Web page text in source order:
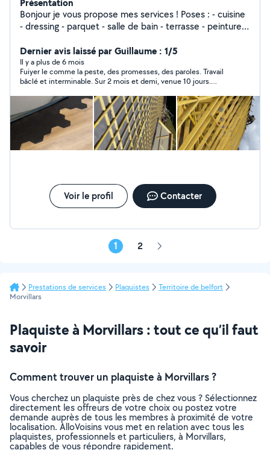
Bonjour je vous propose mes services ! Poses : - cuisine
- dressing - parquet - salle de bain - terrasse - peinture -
type d'entretien d'espace vert Pour toute demande de
projet contactez-moi Je me déplace tout secteur Pierre
Philippe
Dernier avis laissé par Guillaume : 1/5
Il y a plus de 6 mois
Fuiyer le comme la peste, des promesses, des paroles. Travail
bâclé et interminable. Sur 2 mois et demi, venue 10 jours.
perception dans l'espace. Impossible de peintre, j'ai du poser de
la fibre pour cacher les défauts Pour des informations, 06 70 77
72 67
Voir le profil Contacter
1 2 Page
Prestations de services Plaquistes
Territoire de belfort
Morvillars
Plaquiste à Morvillars : tout ce qu’il faut
savoir
Comment trouver un plaquiste à Morvillars ?
Vous cherchez un plaquiste près de chez vous ? Sélectionnez
directement les offreurs de votre choix ou postez votre
demande auprès de tous les membres à proximité de votre
localisation. AlloVoisins vous met en relation avec tous les
plaquistes, professionnels et particuliers, à Morvillars,
capables de vous répondre rapidement.